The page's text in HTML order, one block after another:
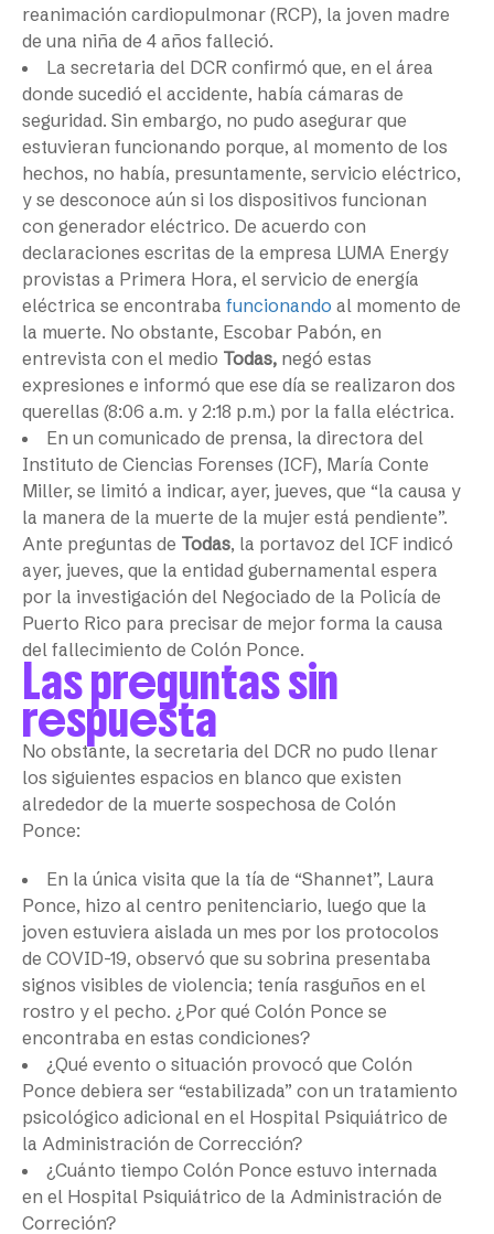
reanimación cardiopulmonar (RCP), la joven madre
de una niña de 4 años falleció.
La secretaria del DCR confirmó que, en el área
donde sucedió el accidente, había cámaras de
seguridad. Sin embargo, no pudo asegurar que
estuvieran funcionando porque, al momento de los
hechos, no había, presuntamente, servicio eléctrico,
y se desconoce aún si los dispositivos funcionan
con generador eléctrico. De acuerdo con
declaraciones escritas de la empresa LUMA Energy
provistas a Primera Hora, el servicio de energía
eléctrica se encontraba funcionando al momento de
la muerte. No obstante, Escobar Pabón, en
entrevista con el medio Todas, negó estas
expresiones e informó que ese día se realizaron dos
querellas (8:06 a.m. y 2:18 p.m.) por la falla eléctrica.
En un comunicado de prensa, la directora del
Instituto de Ciencias Forenses (ICF), María Conte
Miller, se limitó a indicar, ayer, jueves, que “la causa y
la manera de la muerte de la mujer está pendiente”.
Ante preguntas de Todas, la portavoz del ICF indicó
ayer, jueves, que la entidad gubernamental espera
por la investigación del Negociado de la Policía de
Puerto Rico para precisar de mejor forma la causa
del fallecimiento de Colón Ponce.
Las preguntas sin
respuesta
No obstante, la secretaria del DCR no pudo llenar
los siguientes espacios en blanco que existen
alrededor de la muerte sospechosa de Colón
Ponce:
En la única visita que la tía de “Shannet”, Laura
Ponce, hizo al centro penitenciario, luego que la
joven estuviera aislada un mes por los protocolos
de COVID-19, observó que su sobrina presentaba
signos visibles de violencia; tenía rasguños en el
rostro y el pecho. ¿Por qué Colón Ponce se
encontraba en estas condiciones?
¿Qué evento o situación provocó que Colón
Ponce debiera ser “estabilizada” con un tratamiento
psicológico adicional en el Hospital Psiquiátrico de
la Administración de Corrección?
¿Cuánto tiempo Colón Ponce estuvo internada
en el Hospital Psiquiátrico de la Administración de
Correción?